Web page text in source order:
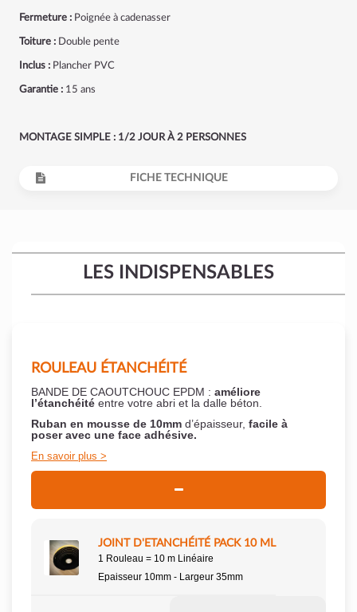
Fermeture : Poignée à cadenasser
Toiture : Double pente
Inclus : Plancher PVC
Garantie : 15 ans
MONTAGE SIMPLE : 1/2 JOUR À 2 PERSONNES
FICHE TECHNIQUE
LES INDISPENSABLES
ROULEAU ÉTANCHÉITÉ
BANDE DE CAOUTCHOUC EPDM : améliore
l’étanchéité entre votre abri et la dalle béton.
Ruban en mousse de 10mm d’épaisseur, facile à
poser avec une face adhésive.
En savoir plus
JOINT D'ETANCHÉITÉ PACK 10 ML
1 Rouleau = 10 m Linéaire
Epaisseur 10mm - Largeur 35mm